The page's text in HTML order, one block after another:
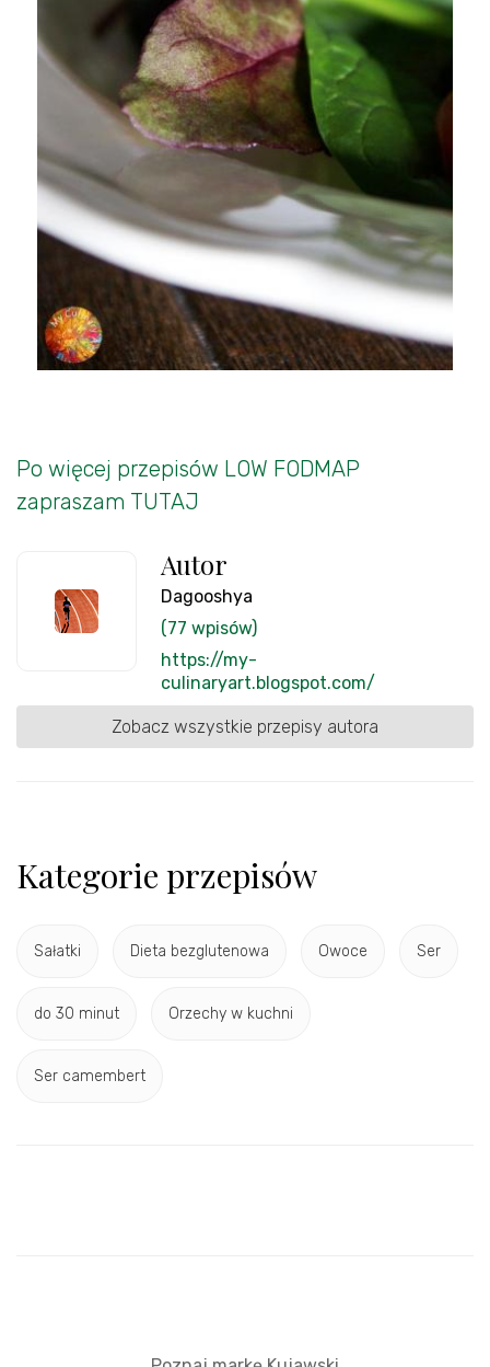
Po więcej przepisów LOW FODMAP
zapraszam TUTAJ
Autor
Dagooshya
(77 wpisów)
https://my-
culinaryart.blogspot.com/
Zobacz wszystkie przepisy autora
Kategorie przepisów
Sałatki Dieta bezglutenowa Owoce Ser
do 30 minut Orzechy w kuchni
Ser camembert